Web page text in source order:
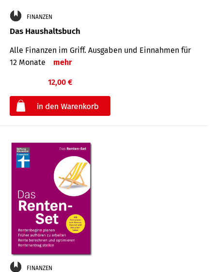
FINANZEN
Das Haushaltsbuch
Alle Finanzen im Griff. Aus­gaben und Ein­nahmen für
12 Monate
mehr
12,00 €
FINANZEN